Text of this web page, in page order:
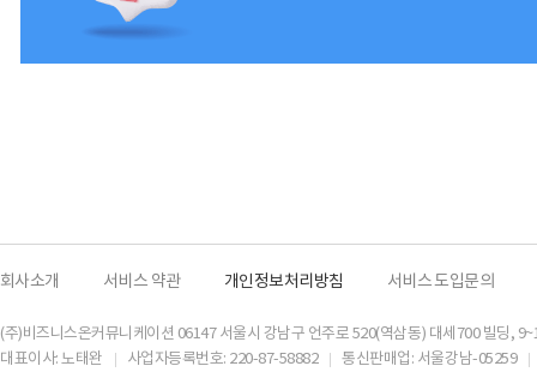
회사소개 서비스 약관 개인정보처리방침 서비스 도입문의
(주)비즈니스온커뮤니케이션 06147 서울시 강남구 언주로 520(역삼동) 대세700 빌딩,
대표이사: 노태완
사업자등록번호: 220-87-58882
통신판매업: 서울강남-05259